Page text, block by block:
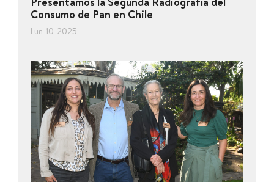
Presentamos la Segunda Radiografía del
Consumo de Pan en Chile
Lun-10-2025